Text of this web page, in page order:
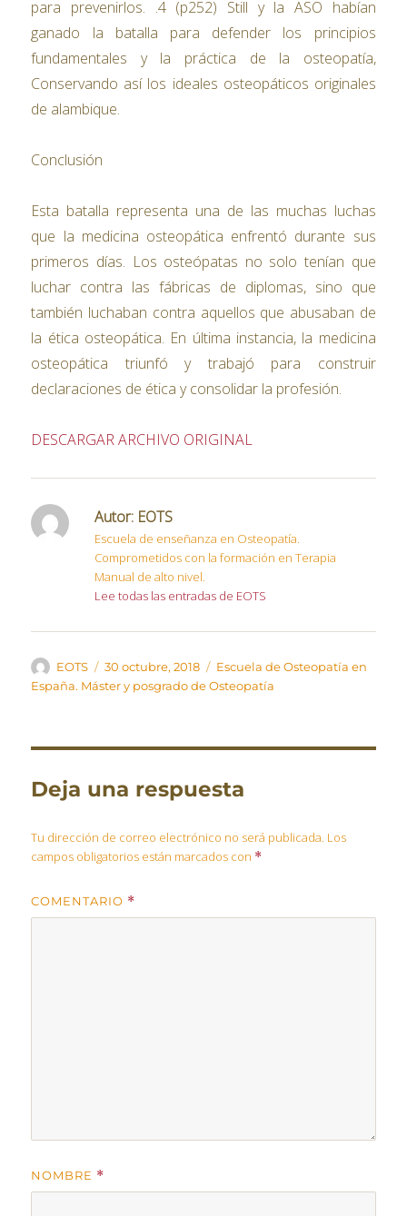
para prevenirlos. .4 (p252) Still y la ASO habían
ganado la batalla para defender los principios
fundamentales y la práctica de la osteopatía,
Conservando así los ideales osteopáticos originales
de alambique.
Conclusión
Esta batalla representa una de las muchas luchas
que la medicina osteopática enfrentó durante sus
primeros días. Los osteópatas no solo tenían que
luchar contra las fábricas de diplomas, sino que
también luchaban contra aquellos que abusaban de
la ética osteopática. En última instancia, la medicina
osteopática triunfó y trabajó para construir
declaraciones de ética y consolidar la profesión.
DESCARGAR ARCHIVO ORIGINAL
Autor: EOTS
Escuela de enseñanza en Osteopatía.
Comprometidos con la formación en Terapia
Manual de alto nivel.
Lee todas las entradas de EOTS
Autor
EOTS
Publicado
el
30 octubre, 2018 Categorías
Escuela de Osteopatía en
España. Máster y posgrado de Osteopatía
Deja una respuesta
Tu dirección de correo electrónico no será publicada. Los
campos obligatorios están marcados con *
COMENTARIO *
NOMBRE *